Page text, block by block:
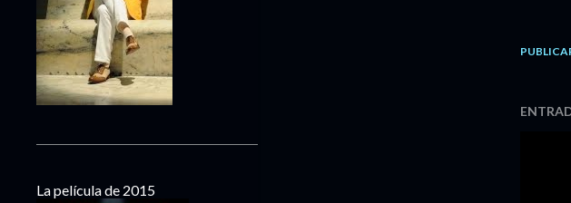
La película de 2015